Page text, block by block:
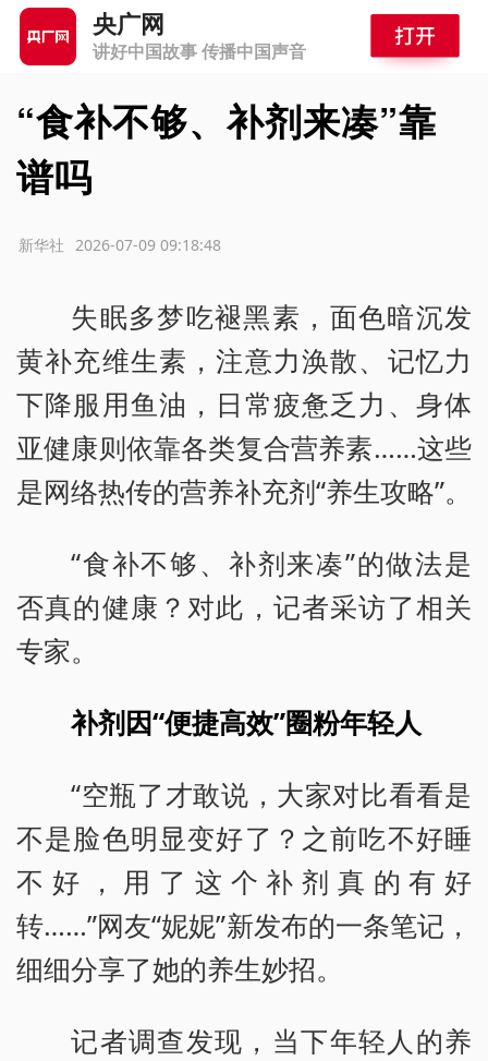
央广网
讲好中国故事 传播中国声音
“食补不够、补剂来凑”靠
谱吗
2026-07-09 09:18:48
新华社
失眠多梦吃褪黑素，面色暗沉发
黄补充维生素，注意力涣散、记忆力
下降服用鱼油，日常疲惫乏力、身体
亚健康则依靠各类复合营养素……这些
是网络热传的营养补充剂“养生攻略”。
“食补不够、补剂来凑”的做法是
否真的健康？对此，记者采访了相关
专家。
补剂因“便捷高效”圈粉年轻人
“空瓶了才敢说，大家对比看看是
不是脸色明显变好了？之前吃不好睡
不好，用了这个补剂真的有好
转……”网友“妮妮”新发布的一条笔记，
细细分享了她的养生妙招。
记者调查发现，当下年轻人的养